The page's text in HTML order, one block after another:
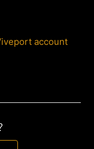
account